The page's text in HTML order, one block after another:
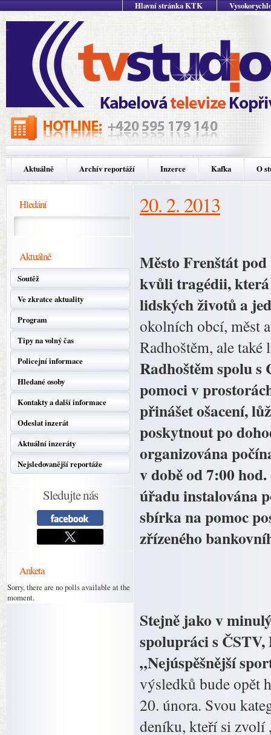
Hlavní stránka KTK
Aktuálně Archív reportáží Inzerce Kafka O
Hledání
Aktuálně
Soutěž
Ve zkratce aktuality
Program
Tipy na volný čas
Policejní informace
Hledané osoby
Kontakty a další informace
Odeslat inzerát
Aktuální inzeráty
Nejsledovanější reportáže
Sledujte nás
Anketa
Sorry, there are no polls available at the
moment.
20. 2. 2013
Město Frenštát
kvůli tragédii, která
lidských životů a
okolních obcí, měst
Radhoštěm, ale
Radhoštěm spolu
pomoci v
přinášet ošacení,
poskytnout po
organizována
v době od 7:00
úřadu instalována
sbírka na pomoc
zřízeného
Stejně jako v
spolupráci s
„Nejúspěšnější
výsledků bude opět
20. února. Svou
deníku, kteří si zvolí